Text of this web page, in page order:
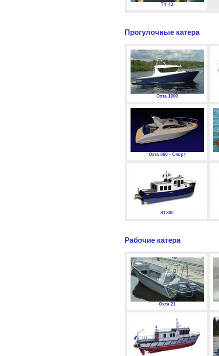
TY 43
Прогулочные катера
Охта 1000
Охта 860 - Спорт
ST800
Рабочие катера
Охта 21